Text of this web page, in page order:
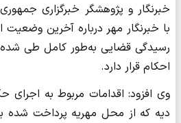
خبرنگار و پژوهشگر خبرگزاری
با خبرنگار مهر درباره آخرین وضعیت
رسیدگی قضایی به‌طور کامل طی شده
احکام قرار دارد.
وی افزود: اقدامات مربوط به اجرای
دیه که از محل مهریه پرداخت شده